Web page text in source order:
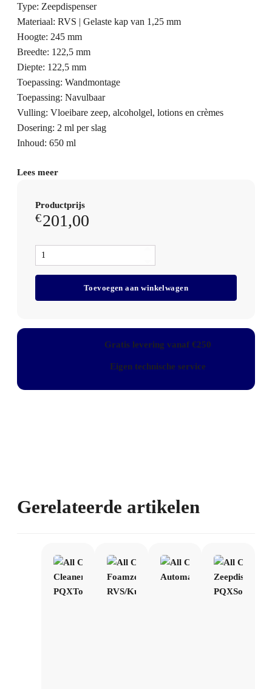
Type: Zeepdispenser
Materiaal: RVS | Gelaste kap van 1,25 mm
Hoogte: 245 mm
Breedte: 122,5 mm
Diepte: 122,5 mm
Toepassing: Wandmontage
Toepassing: Navulbaar
Vulling: Vloeibare zeep, alcoholgel, lotions en crèmes
Dosering: 2 ml per slag
Inhoud: 650 ml
Lees meer
Productprijs
€201,00
All
Care
Qbic-
Zeepdispenser
Toevoegen aan winkelwagen
Gratis levering vanaf €250
Eigen technische service
Gerelateerde artikelen